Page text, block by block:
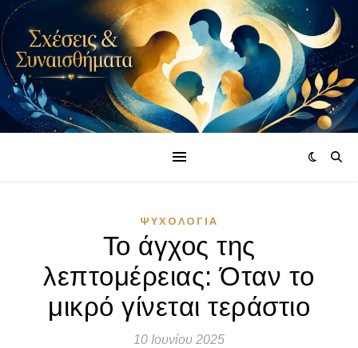
ΨΥΧΟΛΟΓΊΑ
Το άγχος της
λεπτομέρειας: Όταν το
μικρό γίνεται τεράστιο
10 Ιουνίου 2025